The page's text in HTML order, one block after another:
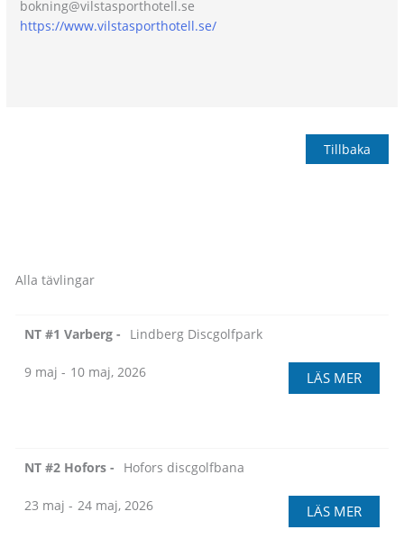
bokning@vilstasporthotell.se
https://www.vilstasporthotell.se/
Tillbaka
Alla tävlingar
9 maj - 10 maj, 2026
NT #1 Varberg - Lindberg Discgolfpark
LÄS MER
23 maj - 24 maj, 2026
NT #2 Hofors - Hofors discgolfbana
LÄS MER